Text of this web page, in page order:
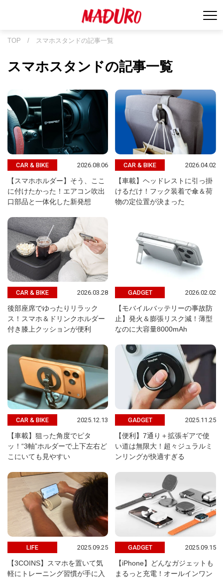
TOP / スマホスタンドの記事一覧
スマホスタンドの記事一覧
CAR & BIKE 2026.08.06
【スマホホルダー】そう、ここ
に付けたかった！エアコン吹出
口部品と一体化した新発想
CAR & BIKE 2026.04.02
【車載】ヘッドレストに引っ掛
けるだけ！フック装着で傘＆荷
物の定位置が決まった
CAR & BIKE 2026.03.28
後部座席でゆったりリラック
ス！スマホ＆ドリンクホルダー
付き膝上クッションが便利
GADGET 2026.02.02
【モバイルバッテリーの事故防
止】発火＆膨張リスク減！薄型
なのに大容量8000mAh
CAR & BIKE 2025.12.13
【車載】狙った角度でピタ
ッ！“3軸”ホルダーで上下左右ど
こにいても見やすい
GADGET 2025.11.25
【便利】7通り＋拡張ギアで使
い道は無限大！超々ジュラルミ
ンリングが快適すぎる
LIFE 2025.09.25
【3COINS】スマホを置いて気
軽にトレーニング習慣が手に入
GADGET 2025.09.15
【iPhone】どんなガジェットも
まるっと充電！オールインワン